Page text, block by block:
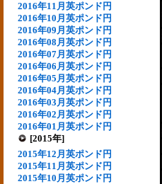
2016年11月英ポンド円
2016年10月英ポンド円
2016年09月英ポンド円
2016年08月英ポンド円
2016年07月英ポンド円
2016年06月英ポンド円
2016年05月英ポンド円
2016年04月英ポンド円
2016年03月英ポンド円
2016年02月英ポンド円
2016年01月英ポンド円
[2015年]
2015年12月英ポンド円
2015年11月英ポンド円
2015年10月英ポンド円